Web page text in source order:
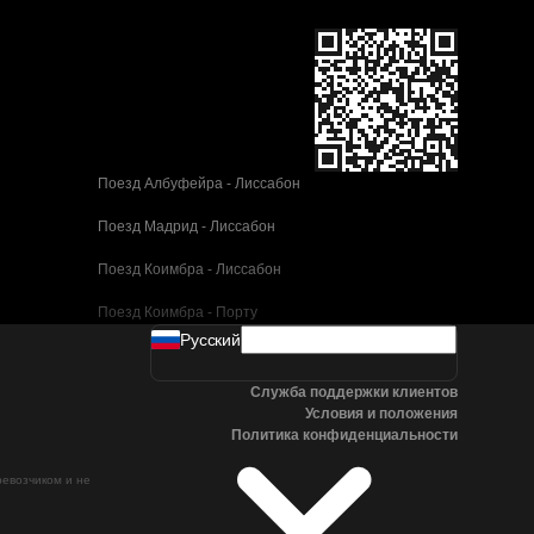
Поезд Албуфейра - Лиссабон
Поезд Мадрид - Лиссабон
Поезд Коимбра - Лиссабон
Поезд Коимбра - Порту
Поезд Валенсия - Барселона
Поезд Севилья - Барселона
Поезд Малага - Барселона
Поезд Малага - Мадрид
и не
Pусский
Служба поддержки клиентов
Условия и положения
Политика конфиденциальности